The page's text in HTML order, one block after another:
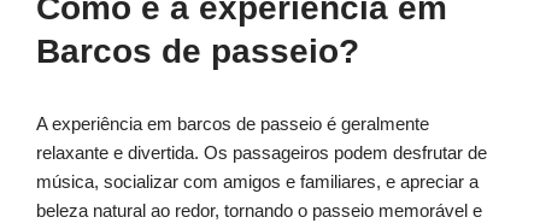
Como é a experiência em
Barcos de passeio?
A experiência em barcos de passeio é geralmente
relaxante e divertida. Os passageiros podem desfrutar de
música, socializar com amigos e familiares, e apreciar a
beleza natural ao redor, tornando o passeio memorável e